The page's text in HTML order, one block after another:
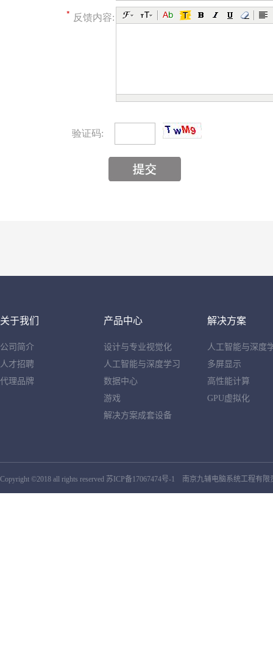
关于我们
公司简介
人才招聘
代理品牌
产品中心
设计与专业视觉化
人工智能与深度学习
数据中心
游戏
解决方案成套设备
解决方案
人工智能与深度
多屏显示
高性能计算
GPU虚拟化
Copyright ©2018 all rights reserved 苏ICP备17067474号-1 南京九辅电脑系统工程有